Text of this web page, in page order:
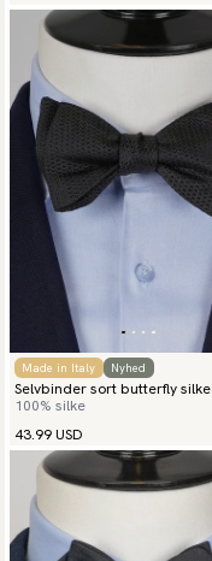
Made in Italy Nyhed
Selvbinder sort butterfly silke
grenadine
100% silke
43.99 USD